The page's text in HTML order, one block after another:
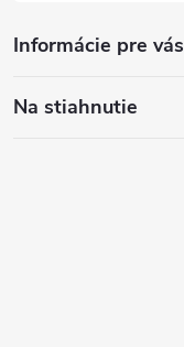
Informácie pre vás
Na stiahnutie